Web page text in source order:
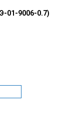
01-9006-0.7)